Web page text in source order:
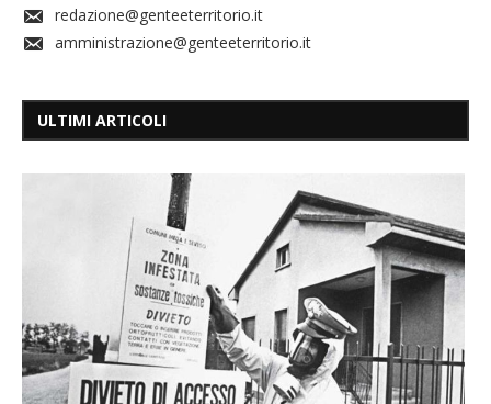
redazione@genteeterritorio.it
amministrazione@genteeterritorio.it
ULTIMI ARTICOLI